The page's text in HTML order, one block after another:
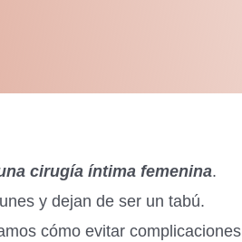
cirugía íntima femenina.
y dejan de ser un tabú.
cómo evitar complicaciones